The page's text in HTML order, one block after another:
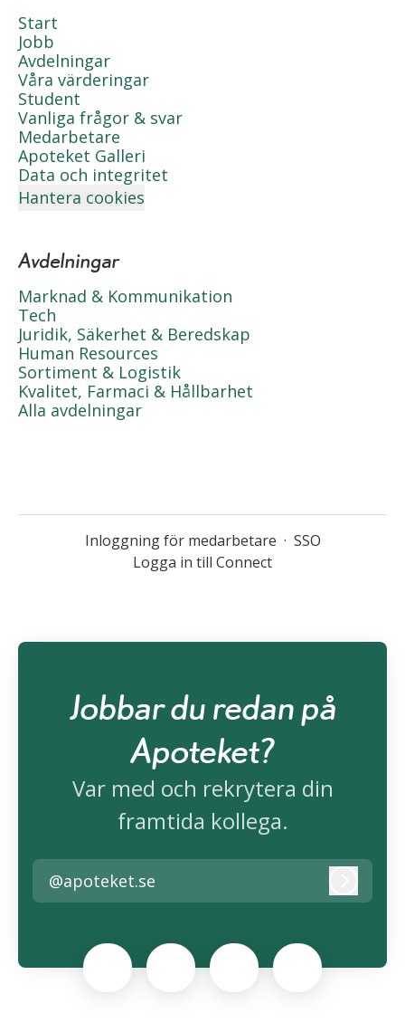
Start
Jobb
Avdelningar
Våra värderingar
Student
Vanliga frågor & svar
Medarbetare
Apoteket Galleri
Data och integritet
Hantera cookies
Avdelningar
Marknad & Kommunikation
Tech
Juridik, Säkerhet & Beredskap
Human Resources
Sortiment & Logistik
Kvalitet, Farmaci & Hållbarhet
Alla avdelningar
Inloggning för medarbetare · SSO
Logga in till Connect
Jobbar du redan på
Apoteket?
Var med och rekrytera din
framtida kollega.
@apoteket.se